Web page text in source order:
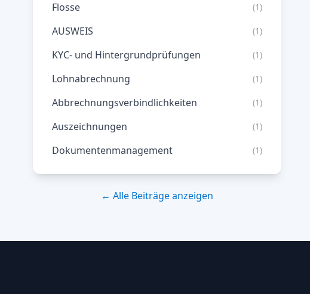
Flosse (1)
AUSWEIS (1)
KYC- und Hintergrundprüfungen (1)
Lohnabrechnung (1)
Abbrechnungsverbindlichkeiten (1)
Auszeichnungen (1)
Dokumentenmanagement (1)
← Alle Beiträge anzeigen